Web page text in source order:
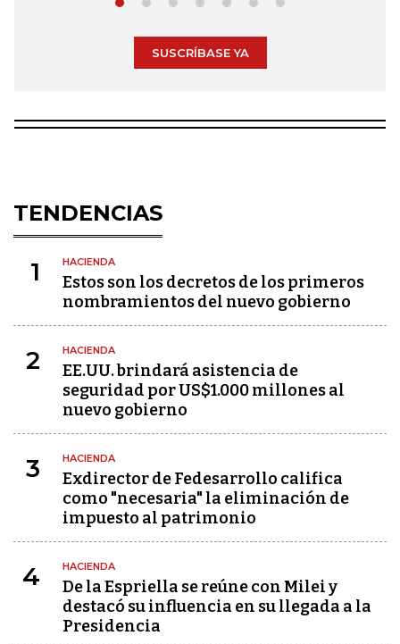
SUSCRÍBASE YA
TENDENCIAS
1 HACIENDA
Estos son los decretos de los primeros
nombramientos del nuevo gobierno
2 HACIENDA
EE.UU. brindará asistencia de
seguridad por US$1.000 millones al
nuevo gobierno
3 HACIENDA
Exdirector de Fedesarrollo califica
como "necesaria" la eliminación de
impuesto al patrimonio
4 HACIENDA
De la Espriella se reúne con Milei y
destacó su influencia en su llegada a la
Presidencia